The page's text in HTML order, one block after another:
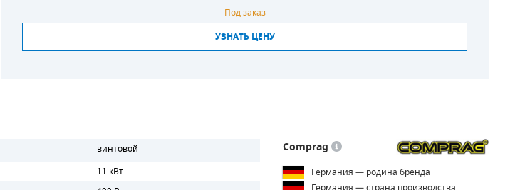
Под заказ
УЗНАТЬ ЦЕНУ
винтовой
11 кВт
Comprag
Германия — родина бренда